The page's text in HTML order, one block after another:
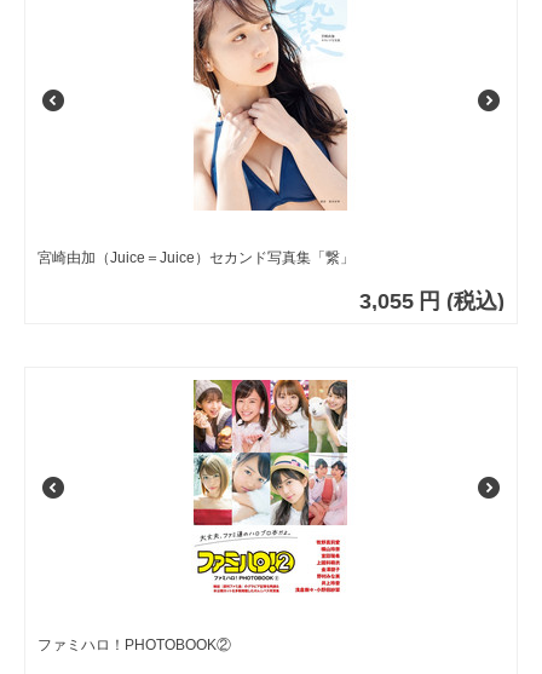
宮崎由加（Juice＝Juice）セカンド写真集「繋」
3,055 円 (税込)
ファミハロ！PHOTOBOOK②